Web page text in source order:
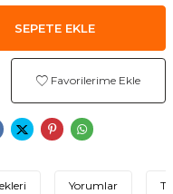
SEPETE EKLE
Favorilerime Ekle
Yorumlar